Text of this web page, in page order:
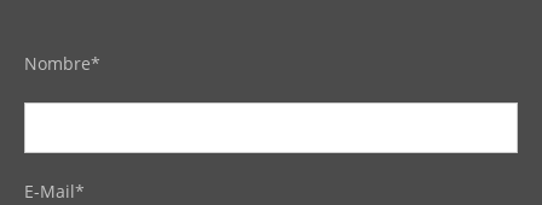
Nombre*
E-Mail*